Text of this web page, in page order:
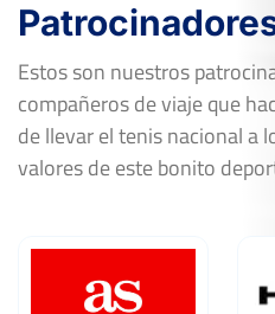
Estos son nuestros
compañeros de viaje que
de llevar el tenis nacional a
valores de este bonito